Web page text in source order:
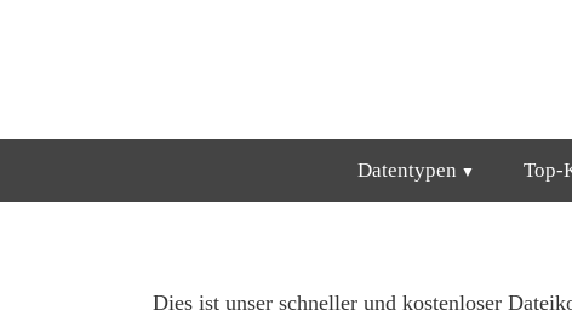
Datentypen Top-
Dies ist unser schneller und kostenloser